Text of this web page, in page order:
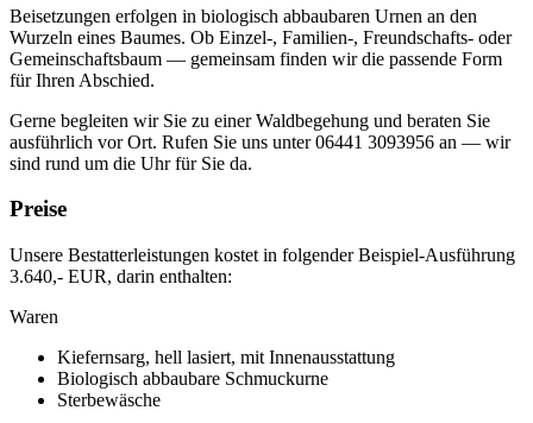
Beisetzungen erfolgen in biologisch abbaubaren Urnen an den
Wurzeln eines Baumes. Ob Einzel-, Familien-, Freundschafts- oder
Gemeinschaftsbaum — gemeinsam finden wir die passende Form
für Ihren Abschied.
Gerne begleiten wir Sie zu einer Waldbegehung und beraten Sie
ausführlich vor Ort. Rufen Sie uns unter 06441 3093956 an — wir
sind rund um die Uhr für Sie da.
Preise
Unsere Bestatterleistungen kostet in folgender Beispiel-Ausführung
3.640,- EUR, darin enthalten:
Waren
Kiefernsarg, hell lasiert, mit Innenausstattung
Biologisch abbaubare Schmuckurne
Sterbewäsche